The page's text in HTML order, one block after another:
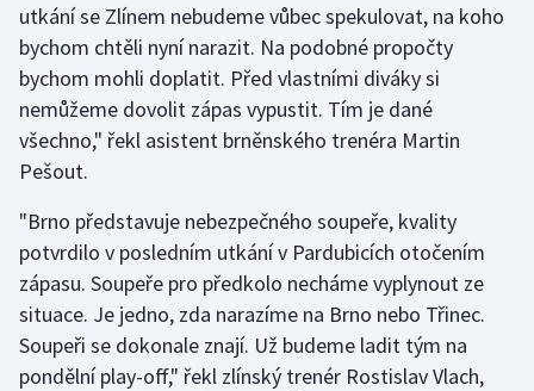
utkání se Zlínem nebudeme vůbec spekulovat, na koho
bychom chtěli nyní narazit. Na podobné propočty
bychom mohli doplatit. Před vlastními diváky si
nemůžeme dovolit zápas vypustit. Tím je dané
všechno," řekl asistent brněnského trenéra Martin
Pešout.
"Brno představuje nebezpečného soupeře, kvality
potvrdilo v posledním utkání v Pardubicích otočením
zápasu. Soupeře pro předkolo necháme vyplynout ze
situace. Je jedno, zda narazíme na Brno nebo Třinec.
Soupeři se dokonale znají. Už budeme ladit tým na
pondělní play-off," řekl zlínský trenér Rostislav Vlach,